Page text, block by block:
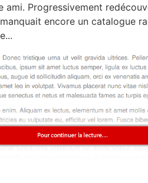
ami. Progressivement
encore un catalogue